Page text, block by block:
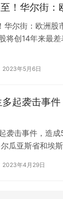
！华尔街
华尔街：欧洲股
将创14年来最
前几年的“圣诞
2023年5月6日
起袭击事
袭击事件，造
尔瓜亚斯省和埃
索总统宣布这
亚斯省首府瓜
2023年4月29日